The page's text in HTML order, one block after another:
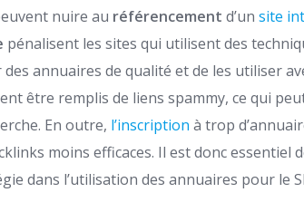
nuire au référencement d’unsite
pénalisent les sites qui utilisent des
annuaires de qualité et de les utiliser
être remplis de liens spammy, ce qui
En outre, l’inscription à trop
moins efficaces. Il est donc essentiel
dans l’utilisation des annuaires pour le